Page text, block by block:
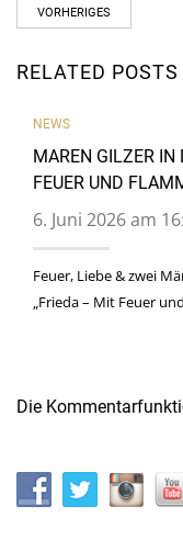
VORHERIGES
RELATED POSTS
NEWS
MAREN GILZER IN
FEUER UND
6. Juni 2026 am
Feuer, Liebe & zwei
„Frieda – Mit Feuer
Die